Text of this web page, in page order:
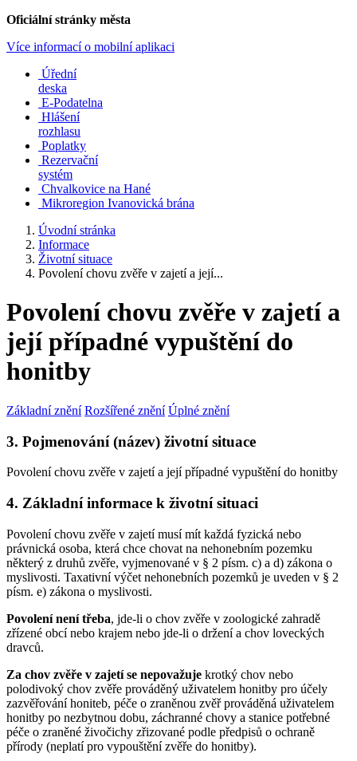
Oficiální stránky města
Více informací o mobilní aplikaci
Úřední
deska
E-Podatelna
Hlášení
rozhlasu
Poplatky
Rezervační
systém
Chvalkovice na Hané
Mikroregion Ivanovická brána
Úvodní stránka
Informace
Životní situace
Povolení chovu zvěře v zajetí a její...
Povolení chovu zvěře v zajetí a
její případné vypuštění do
honitby
Základní znění Rozšířené znění Úplné znění
3. Pojmenování (název) životní situace
Povolení chovu zvěře v zajetí a její případné vypuštění do honitby
4. Základní informace k životní situaci
Povolení chovu zvěře v zajetí musí mít každá fyzická nebo
právnická osoba, která chce chovat na nehonebním pozemku
některý z druhů zvěře, vyjmenované v § 2 písm. c) a d) zákona o
myslivosti. Taxativní výčet nehonebních pozemků je uveden v § 2
písm. e) zákona o myslivosti.
Povolení není třeba, jde-li o chov zvěře v zoologické zahradě
zřízené obcí nebo krajem nebo jde-li o držení a chov loveckých
dravců.
Za chov zvěře v zajetí se nepovažuje krotký chov nebo
polodivoký chov zvěře prováděný uživatelem honitby pro účely
zazvěřování honiteb, péče o zraněnou zvěř prováděná uživatelem
honitby po nezbytnou dobu, záchranné chovy a stanice potřebné
péče o zraněné živočichy zřizované podle předpisů o ochraně
přírody (neplatí pro vypouštění zvěře do honitby).